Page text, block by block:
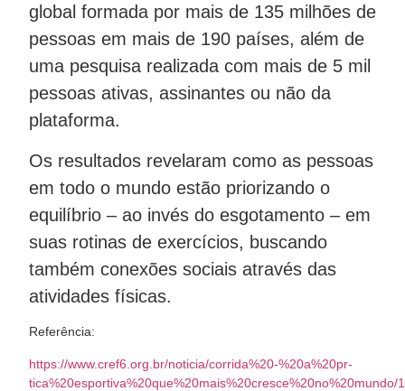
global formada por mais de 135 milhões de
pessoas em mais de 190 países, além de
uma pesquisa realizada com mais de 5 mil
pessoas ativas, assinantes ou não da
plataforma.
Os resultados revelaram como as pessoas
em todo o mundo estão priorizando o
equilíbrio – ao invés do esgotamento – em
suas rotinas de exercícios, buscando
também conexões sociais através das
atividades físicas.
Referência:
https://www.cref6.org.br/noticia/corrida%20-%20a%20pr-
tica%20esportiva%20que%20mais%20cresce%20no%20mundo/